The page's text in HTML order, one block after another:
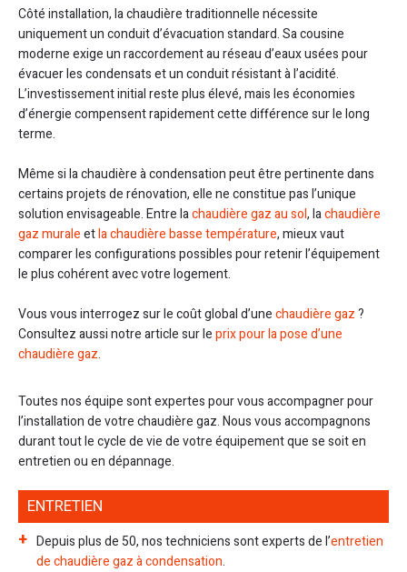
Côté installation, la chaudière traditionnelle nécessite
uniquement un conduit d’évacuation standard. Sa cousine
moderne exige un raccordement au réseau d’eaux usées pour
évacuer les condensats et un conduit résistant à l’acidité.
L’investissement initial reste plus élevé, mais les économies
d’énergie compensent rapidement cette différence sur le long
terme.
Même si la chaudière à condensation peut être pertinente dans
certains projets de rénovation, elle ne constitue pas l’unique
solution envisageable. Entre lachaudière gaz au sol, lachaudière
gaz muraleetla chaudière basse température, mieux vaut
comparer les configurations possibles pour retenir l’équipement
le plus cohérent avec votre logement.
Vous vous interrogez sur le coût global d’unechaudière gaz?
Consultez aussi notre article sur leprix pour la pose d’une
chaudière gaz.
Toutes nos équipe sont expertes pour vous accompagner pour
l’installation de votre chaudière gaz. Nous vous accompagnons
durant tout le cycle de vie de votre équipement que se soit en
entretien ou en dépannage.
ENTRETIEN
Depuis plus de 50, nos techniciens sont experts de l’entretien
de chaudière gaz à condensation.